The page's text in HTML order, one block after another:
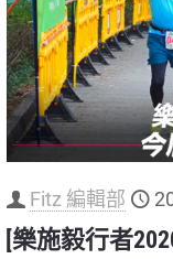
Fitz 編輯部
[樂施毅行者